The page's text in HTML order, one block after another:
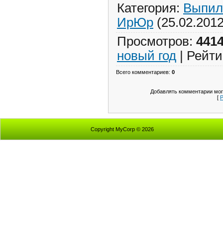
Категория:
ИрЮр
Просмотров:
новый год |
Всего комментариев: 0
Добавлять комментарии
[
Copyright MyCorp © 2026